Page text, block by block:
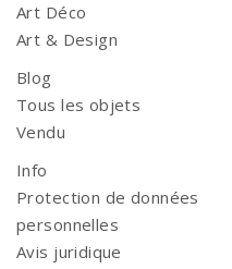
Art Déco
Art & Design
Blog
Tous les objets
Vendu
Info
Protection de données
personnelles
Avis juridique